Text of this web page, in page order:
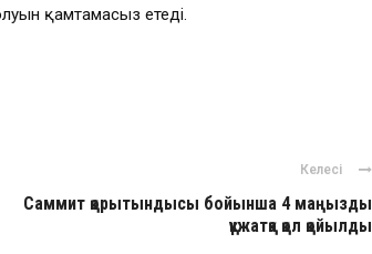
қамтамасыз етеді.
Келесі
Саммит қорытындысы бойынша 4 маңызды
құжатқа қол қойылды